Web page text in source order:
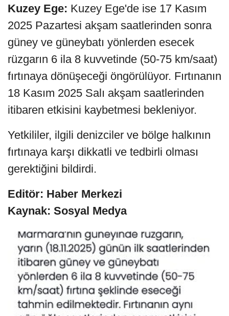
Kuzey Ege: Kuzey Ege'de ise 17 Kasım
2025 Pazartesi akşam saatlerinden sonra
güney ve güneybatı yönlerden esecek
rüzgarın 6 ila 8 kuvvetinde (50-75 km/saat)
fırtınaya dönüşeceği öngörülüyor. Fırtınanın
18 Kasım 2025 Salı akşam saatlerinden
itibaren etkisini kaybetmesi bekleniyor.
Yetkililer, ilgili denizciler ve bölge halkının
fırtınaya karşı dikkatli ve tedbirli olması
gerektiğini bildirdi.
Editör: Haber Merkezi
Kaynak: Sosyal Medya